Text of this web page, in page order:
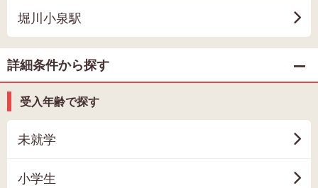
堀川小泉駅
詳細条件から探す
受入年齢で探す
未就学
小学生